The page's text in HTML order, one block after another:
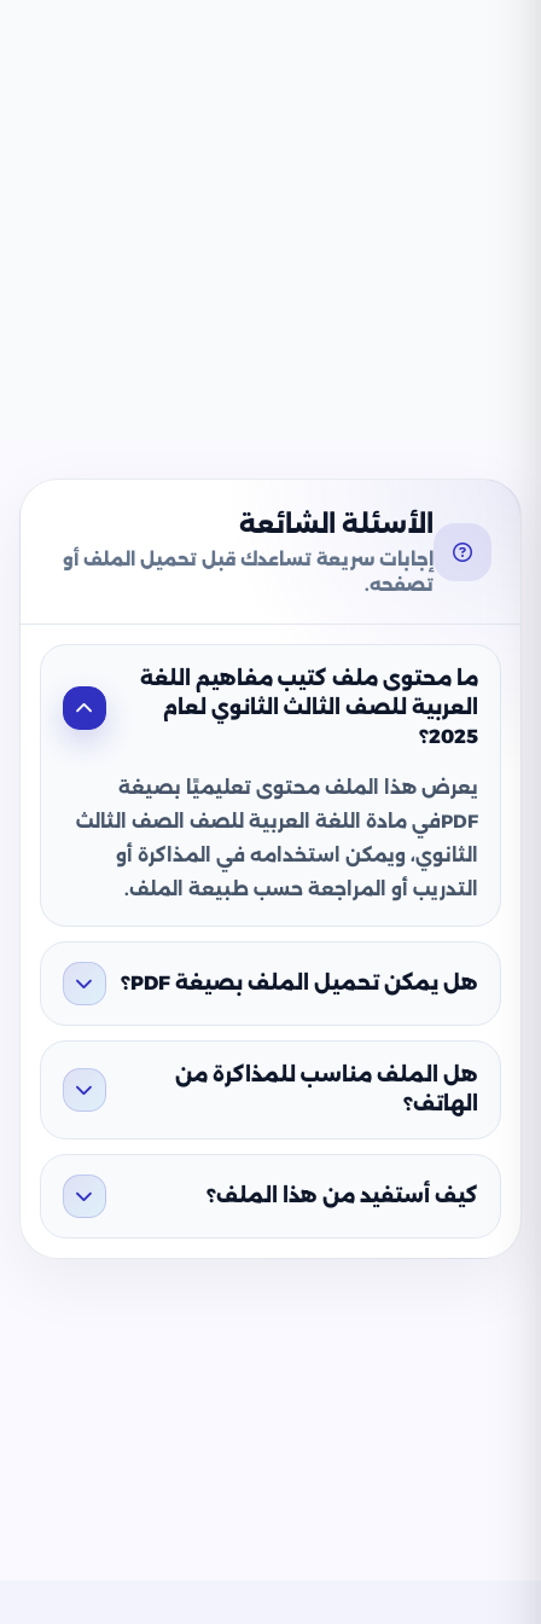
الأسئلة الشائعة
إجابات سريعة تساعدك قبل تحميل الملف أو
تصفحه.
ما محتوى ملف كتيب مفاهيم اللغة
العربية للصف الثالث الثانوي لعام
2025؟
يعرض هذا الملف محتوى تعليميًا بصيغة
PDFفي مادة اللغة العربية للصف الصف الثالث
الثانوي، ويمكن استخدامه في المذاكرة أو
التدريب أو المراجعة حسب طبيعة الملف.
هل يمكن تحميل الملف بصيغة PDF؟
هل الملف مناسب للمذاكرة من
الهاتف؟
كيف أستفيد من هذا الملف؟